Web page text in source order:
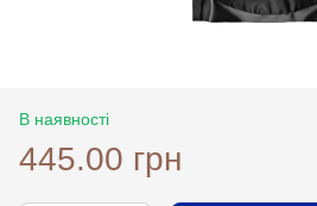
В наявності
445.00 грн